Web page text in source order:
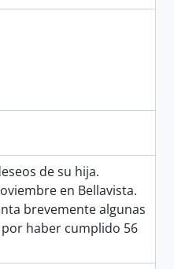
de su hija.
en Bellavista.
brevemente algunas
haber cumplido 56